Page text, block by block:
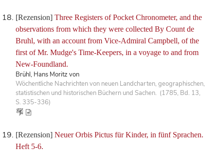
[Rezension] Three Registers of Pocket Chronometer, and the
observations from which they were collected By Count de
Bruhl, with an account from Vice-Admiral Campbell, of the
first of Mr. Mudge's Time-Keepers, in a voyage to and from
New-Foundland.
Brühl, Hans Moritz von
Wöchentliche Nachrichten von neuen Landcharten, geographischen,
statistischen und historischen Büchern und Sachen. (1785, Bd. 13,
S. 335-336)
[Rezension] Neuer Orbis Pictus für Kinder, in fünf Sprachen.
Heft 5-6.